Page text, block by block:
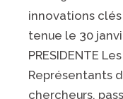
innovations
tenue le 30
PRESIDENTE
Représentants
chercheurs,